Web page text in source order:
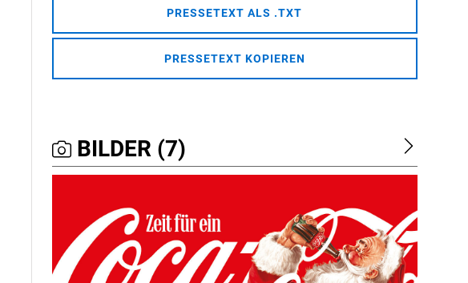
PRESSETEXT ALS .TXT
PRESSETEXT KOPIEREN
BILDER (7)